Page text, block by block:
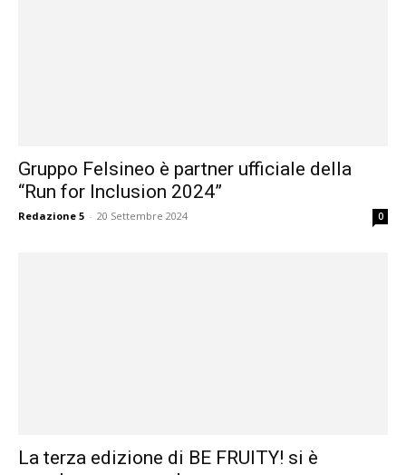
Gruppo Felsineo è partner ufficiale della
“Run for Inclusion 2024”
Redazione 5 - 20 Settembre 2024 0
La terza edizione di BE FRUITY! si è